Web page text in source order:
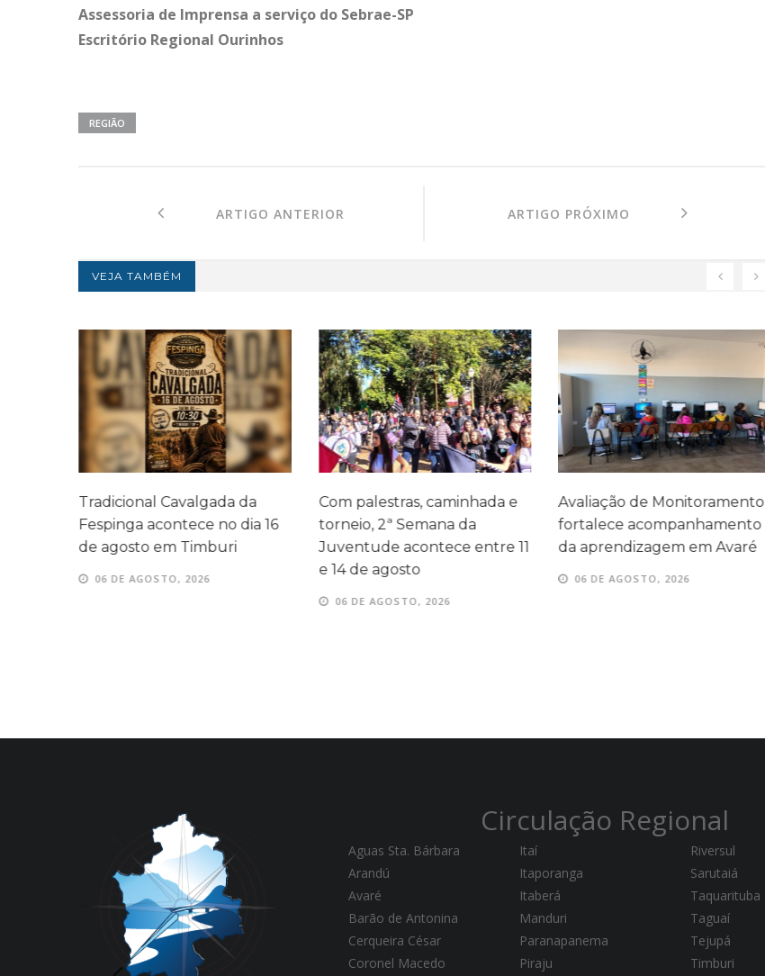
Assessoria de Imprensa a serviço do Sebrae-SP
Escritório Regional Ourinhos
REGIÃO
ARTIGO ANTERIOR ARTIGO PRÓXIMO
VEJA TAMBÉM
Tradicional Cavalgada da
Fespinga acontece no dia 16
de agosto em Timburi
06 DE AGOSTO, 2026
Com palestras, caminhada e
torneio, 2ª Semana da
Juventude acontece entre 11
e 14 de agosto
06 DE AGOSTO, 2026
Avaliação de Monitoramento
fortalece acompanhamento
da aprendizagem em Avaré
06 DE AGOSTO, 2026
Circulação Regional
Aguas Sta. Bárbara
Arandú
Avaré
Barão de Antonina
Cerqueira César
Coronel Macedo
Itaí
Itaporanga
Itaberá
Manduri
Paranapanema
Piraju
Riversul
Sarutaiá
Taquarituba
Taguaí
Tejupá
Timburi